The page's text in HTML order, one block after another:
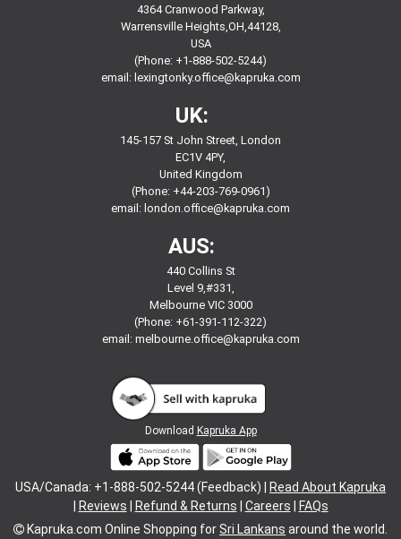
4364 Cranwood Parkway,
Warrensville Heights,OH,44128,
USA
(Phone: +1-888-502-5244)
email: lexingtonky.office@kapruka.com
UK:
145-157 St John Street, London
EC1V 4PY,
United Kingdom
(Phone: +44-203-769-0961)
email: london.office@kapruka.com
AUS:
440 Collins St
Level 9,#331,
Melbourne VIC 3000
(Phone: +61-391-112-322)
email: melbourne.office@kapruka.com
Download Kapruka App
USA/Canada: +1-888-502-5244 (Feedback) |
Read About Kapruka
Reviews Refund & Returns Careers
FAQs
Kapruka.com Online Shopping forSri Lankans around the world.